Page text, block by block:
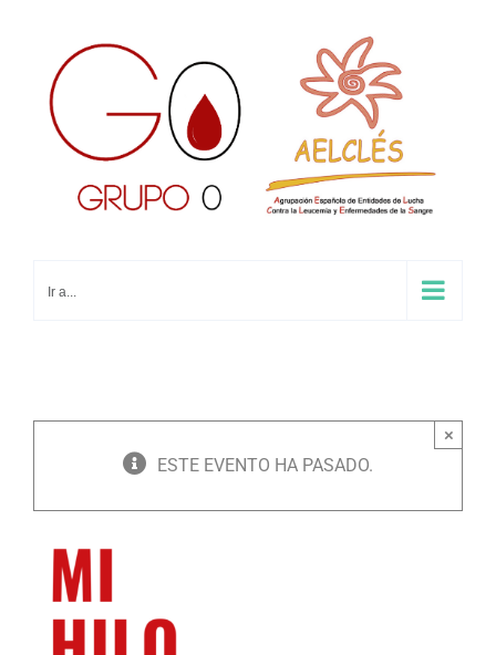
contenido
Ir a...
ESTE EVENTO HA PASADO.
×